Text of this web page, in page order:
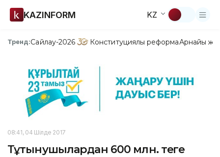
KAZINFORM KZ
Тренд:Сайлау-2026 Конституциялық реформаАрнайы
08:41, 04 Шілде 2017
Тұтынушылардан 600 млн. теңге